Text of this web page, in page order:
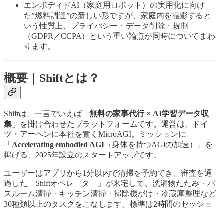
エンボディドAI（家庭用ロボット）の実用化に向け
た”燃料調達”の新しい形ですが、家庭内を撮影すると
いう性質上、プライバシー・データ削除・規制
（GDPR／CCPA）という重い論点が同時についてまわ
ります。
概要｜Shiftとは？
Shiftは、一言でいえば「 無料の家事代行 × AI学習データ収
集 」を掛け合わせたプラットフォームです。運営は、ドイ
ツ・アーヘンに本社を置くMicroAGI。ミッションに
「 Accelerating embodied AGI （身体を持つAGIの加速）」を
掲げる、2025年設立のスタートアップです。
ユーザーはアプリから1分以内で清掃を予約でき、審査を通
過した「Shiftオペレーター」が来宅して、洗濯物たたみ・バ
スルーム清掃・キッチン清掃・掃除機がけ・冷蔵庫整理など
30種類以上のタスクをこなします。標準は2時間のセッショ